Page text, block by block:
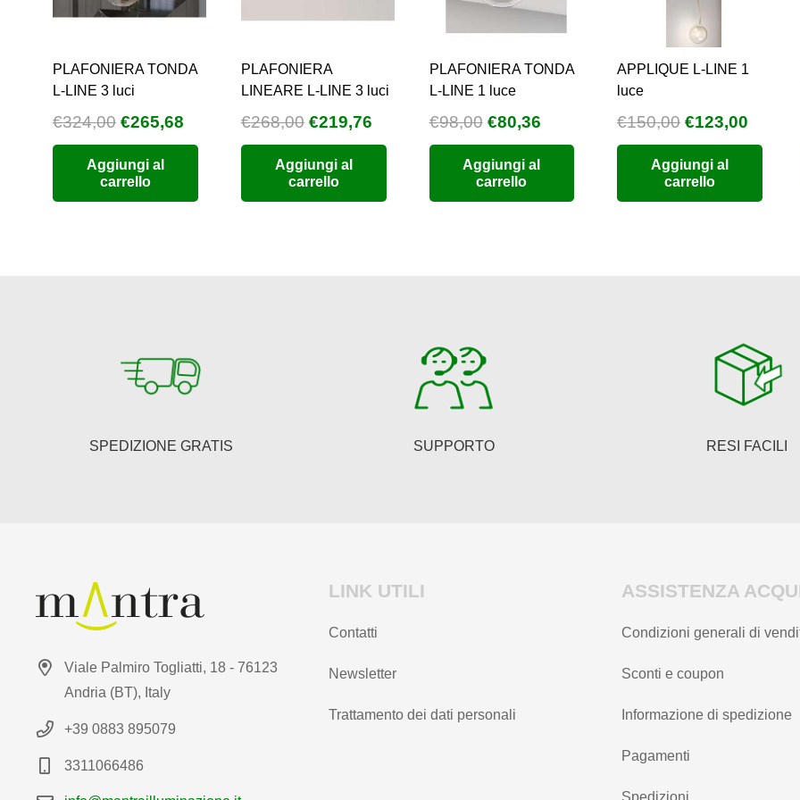
PLAFONIERA TONDA
L-LINE 3 luci
€324,00 Il
prezzo
originale
era:
€265,68
prezzo
Aggiungi al
carrello
PLAFONIERA
LINEARE L-LINE 3 luci
€268,00 Il
prezzo
originale
era:
€219,76Il
prezzo
Aggiungi al
carrello
PLAFONIERA TONDA
L-LINE 1 luce
€98,00 Il
prezzo
originale
era:
€80,36Il
prezzo
attuale
Aggiungi al
carrello
APPLIQUE L-LINE 1
luce
€150,00 Il
prezzo
originale
era:
€123,00
prezzo
Aggiungi al
carrello
SPEDIZIONE GRATIS SUPPORTO RESI FACILI
Viale Palmiro Togliatti, 18 - 76123
Andria (BT), Italy
+39 0883 895079
3311066486
LINK UTILI
Contatti
Newsletter
Trattamento dei dati personali
ASSISTENZA
Condizioni generali di
Sconti e coupon
Informazione di spedizione
Pagamenti
Spedizioni